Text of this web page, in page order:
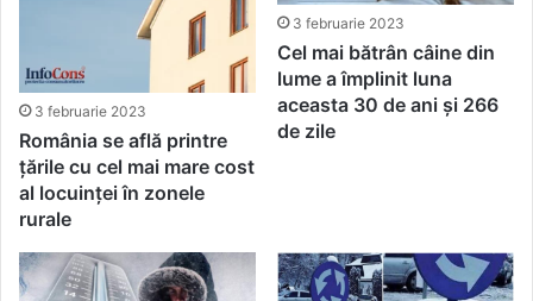
3 februarie 2023
România se află printre
țările cu cel mai mare cost
al locuinței în zonele
rurale
3 februarie 2023
Cel mai bătrân câine din
lume a împlinit luna
aceasta 30 de ani şi 266
de zile